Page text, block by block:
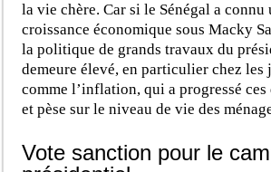
la vie chère. Car si le Sénégal a connu
croissance économique sous Macky
la politique de grands travaux du
demeure élevé, en particulier chez les
comme l’inflation, qui a progressé ces
et pèse sur le niveau de vie des
Vote sanction pour le